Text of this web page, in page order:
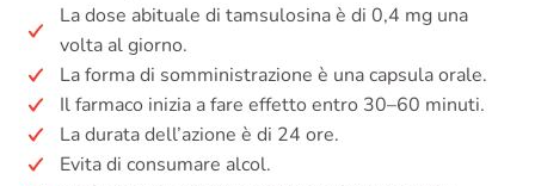
La dose abituale di tamsulosina è di 0,4 mg una
volta al giorno.
La forma di somministrazione è una capsula orale.
Il farmaco inizia a fare effetto entro 30–60 minuti.
La durata dell’azione è di 24 ore.
Evita di consumare alcol.